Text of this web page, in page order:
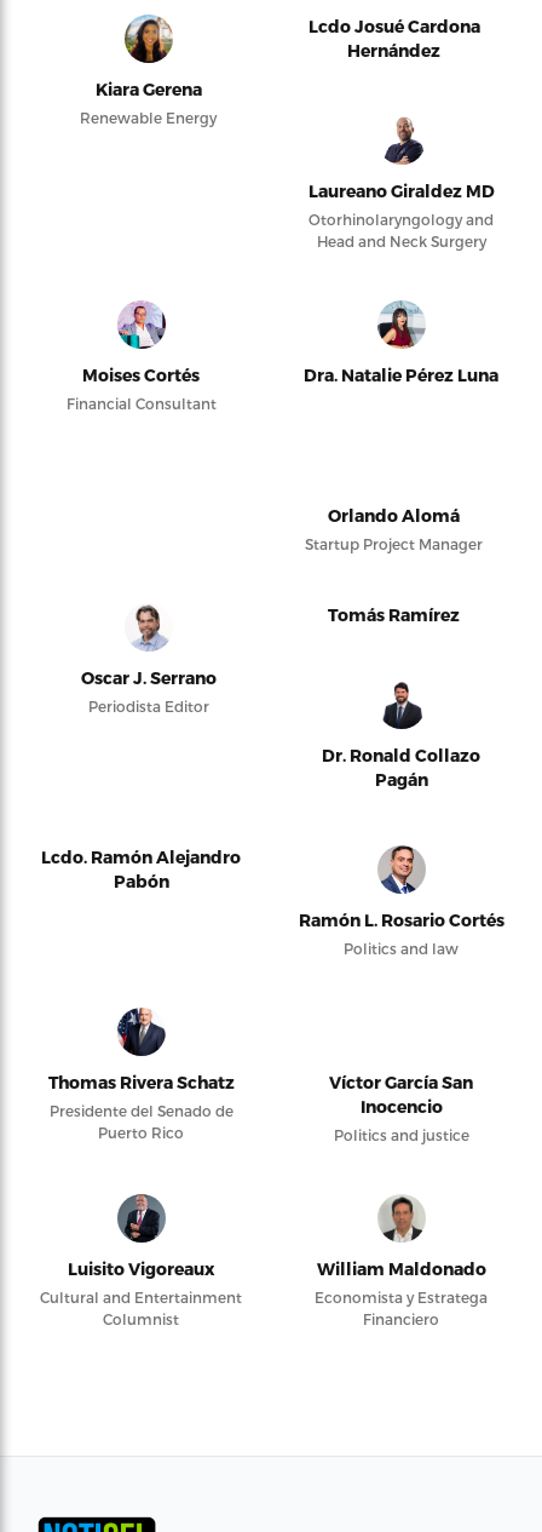
Kiara Gerena
Renewable Energy
Lcdo Josué Cardona
Hernández
Laureano Giraldez MD
Otorhinolaryngology and
Head and Neck Surgery
Moises Cortés
Financial Consultant
Dra. Natalie Pérez Luna
Orlando Alomá
Startup Project Manager
Oscar J. Serrano
Periodista Editor
Tomás Ramírez
Dr. Ronald Collazo
Pagán
Lcdo. Ramón Alejandro
Pabón
Ramón L. Rosario Cortés
Politics and law
Thomas Rivera Schatz
Presidente del Senado de
Puerto Rico
Víctor García San
Inocencio
Politics and justice
Luisito Vigoreaux
Cultural and Entertainment
Columnist
William Maldonado
Economista y Estratega
Financiero